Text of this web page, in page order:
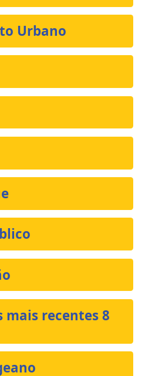
Urbano
mais recentes 8